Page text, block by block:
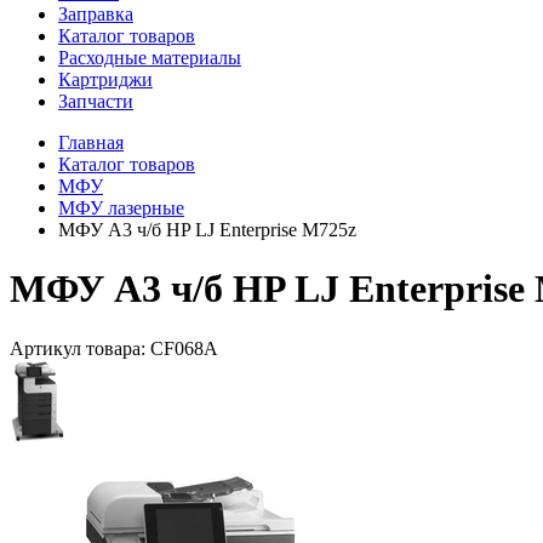
Заправка
Каталог товаров
Расходные материалы
Картриджи
Запчасти
Главная
Каталог товаров
МФУ
МФУ лазерные
МФУ А3 ч/б HP LJ Enterprise M725z
МФУ А3 ч/б HP LJ Enterprise
Артикул товара: CF068A